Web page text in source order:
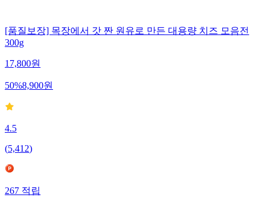
[품질보장] 목장에서 갓 짠 원유로 만든 대용량 치즈 모음전
300g
17,800원
50%8,900원
4.5
(5,412)
267 적립